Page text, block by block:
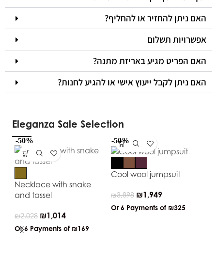
האם ניתן להחזיר או להחליף?
אפשרויות תשלום
האם הפריט מגיע באריזת מתנה?
האם ניתן לקבל ייעוץ אישי או להגיע לחנות?
Eleganza Sale Selection
-50%
Necklace with snake
and tassel
₪2,028 ₪1,014
Or 6 Payments of ₪169
-50%
Cool wool jumpsuit
₪3,898 ₪1,949
Or 6 Payments of ₪325